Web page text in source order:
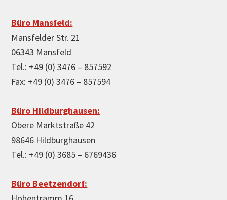
Büro Mansfeld:
Mansfelder Str. 21
06343 Mansfeld
Tel.: +49 (0) 3476 – 857592
Fax: +49 (0) 3476 – 857594
Büro Hildburghausen:
Obere Marktstraße 42
98646 Hildburghausen
Tel.: +49 (0) 3685 – 6769436
Büro Beetzendorf: